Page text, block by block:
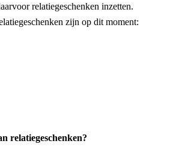
relatiegeschenken inzetten.
zijn op dit moment:
relatiegeschenken?